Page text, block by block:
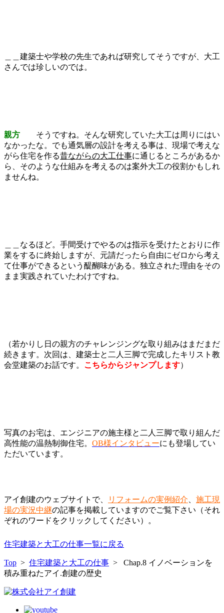
＿＿建築士や学校の先生であれば研究してそうですが、大工
さんでは珍しいのでは。
親方 そうですね。そんな研究していた大工は周りにはい
なかったな。でも通気層の設計を考える事は、現場で考えな
がら住宅を作る昔ながらの大工仕事に通じるところがあるか
ら、そのような仕組みを考えるのは案外大工の役割かもしれ
ませんね。
＿＿なるほど。手間受けでやるのは指示を受けたとおりに作
業をするに終始しますが、元請だったら自由にゼロから考え
て仕事ができるという醍醐味がある。独立された理由をその
まま実践されていたわけですね。
（若かりし日の親方のチャレンジングな取り組みはまだまだ
続きます。次回は、建築士と二人三脚で完成したキリスト教
会堂建築のお話です。 こちらからジャンプします）
写真のお宅は、エンジニアの施主様と二人三脚で取り組んだ
高性能の温熱制御住宅。 OB様インタビューにも登場してい
ただいています。
アイ創建のウェブサイトで、 リフォームの実例紹介
施工現
場の実況中継の記事を掲載していますのでご覧下さい（それ
ぞれのワードをクリックしてください）。
住宅建築と大工の仕事一覧に戻る
Top > 住宅建築と大工の仕事 > Chap.8 イノベーションを
積み重ねたアイ.創建の歴史